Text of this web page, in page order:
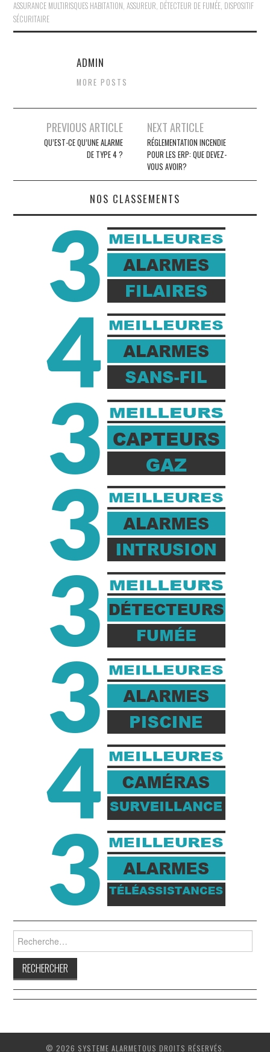
ASSURANCE MULTIRISQUES HABITATION ,ASSUREUR DÉTECTEUR DE FUMÉE DISPOSITIF
SÉCURITAIRE
ADMIN
MORE POSTS
Navigation
PREVIOUS ARTICLE
QU’EST-CE QU’UNE ALARME
DE TYPE 4 ?
NEXT ARTICLE
RÉGLEMENTATION INCENDIE
POUR LES ERP: QUE DEVEZ-
VOUS AVOIR?
NOS CLASSEMENTS
© 2026 SYSTEME ALARMETOUS DROITS RÉSERVÉS.